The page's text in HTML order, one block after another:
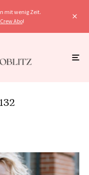
mit wenig Zeit.
Abo!